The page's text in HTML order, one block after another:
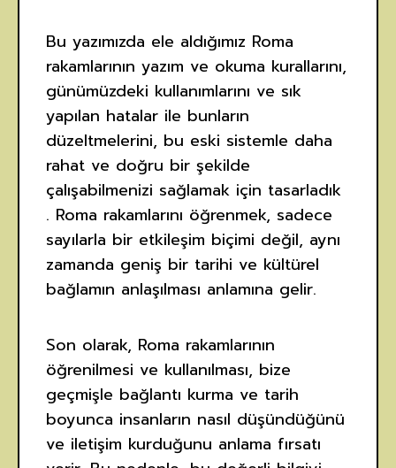
Bu yazımızda ele aldığımız Roma
rakamlarının yazım ve okuma kurallarını,
günümüzdeki kullanımlarını ve sık
yapılan hatalar ile bunların
düzeltmelerini, bu eski sistemle daha
rahat ve doğru bir şekilde
çalışabilmenizi sağlamak için tasarladık
. Roma rakamlarını öğrenmek, sadece
sayılarla bir etkileşim biçimi değil, aynı
zamanda geniş bir tarihi ve kültürel
bağlamın anlaşılması anlamına gelir.
Son olarak, Roma rakamlarının
öğrenilmesi ve kullanılması, bize
geçmişle bağlantı kurma ve tarih
boyunca insanların nasıl düşündüğünü
ve iletişim kurduğunu anlama fırsatı